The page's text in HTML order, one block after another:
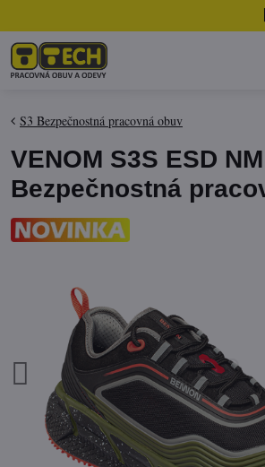
S3 Bezpečnostná pracovná obuv
VENOM S3S ESD
Bezpečnostná